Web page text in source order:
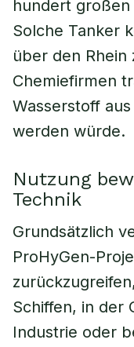
hundert
Solche Tanker
über den Rhein
Chemiefirmen
Wasserstoff
werden würde.
Nutzung
Technik
Grundsätzlich
ProHyGen-
Schiffen, in der
Industrie oder